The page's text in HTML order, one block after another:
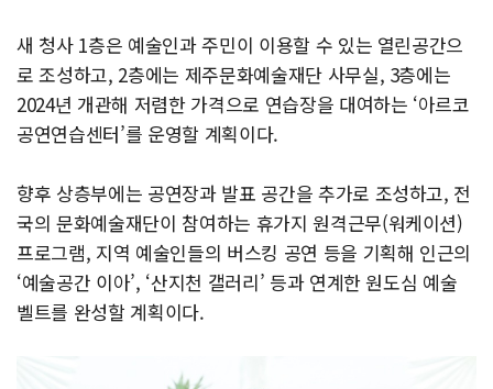
새 청사 1층은 예술인과 주민이 이용할 수 있는 열린공간으
로 조성하고, 2층에는 제주문화예술재단 사무실, 3층에는
2024년 개관해 저렴한 가격으로 연습장을 대여하는 ‘아르코
공연연습센터’를 운영할 계획이다.
향후 상층부에는 공연장과 발표 공간을 추가로 조성하고, 전
국의 문화예술재단이 참여하는 휴가지 원격근무(워케이션)
프로그램, 지역 예술인들의 버스킹 공연 등을 기획해 인근의
‘예술공간 이아’, ‘산지천 갤러리’ 등과 연계한 원도심 예술
벨트를 완성할 계획이다.